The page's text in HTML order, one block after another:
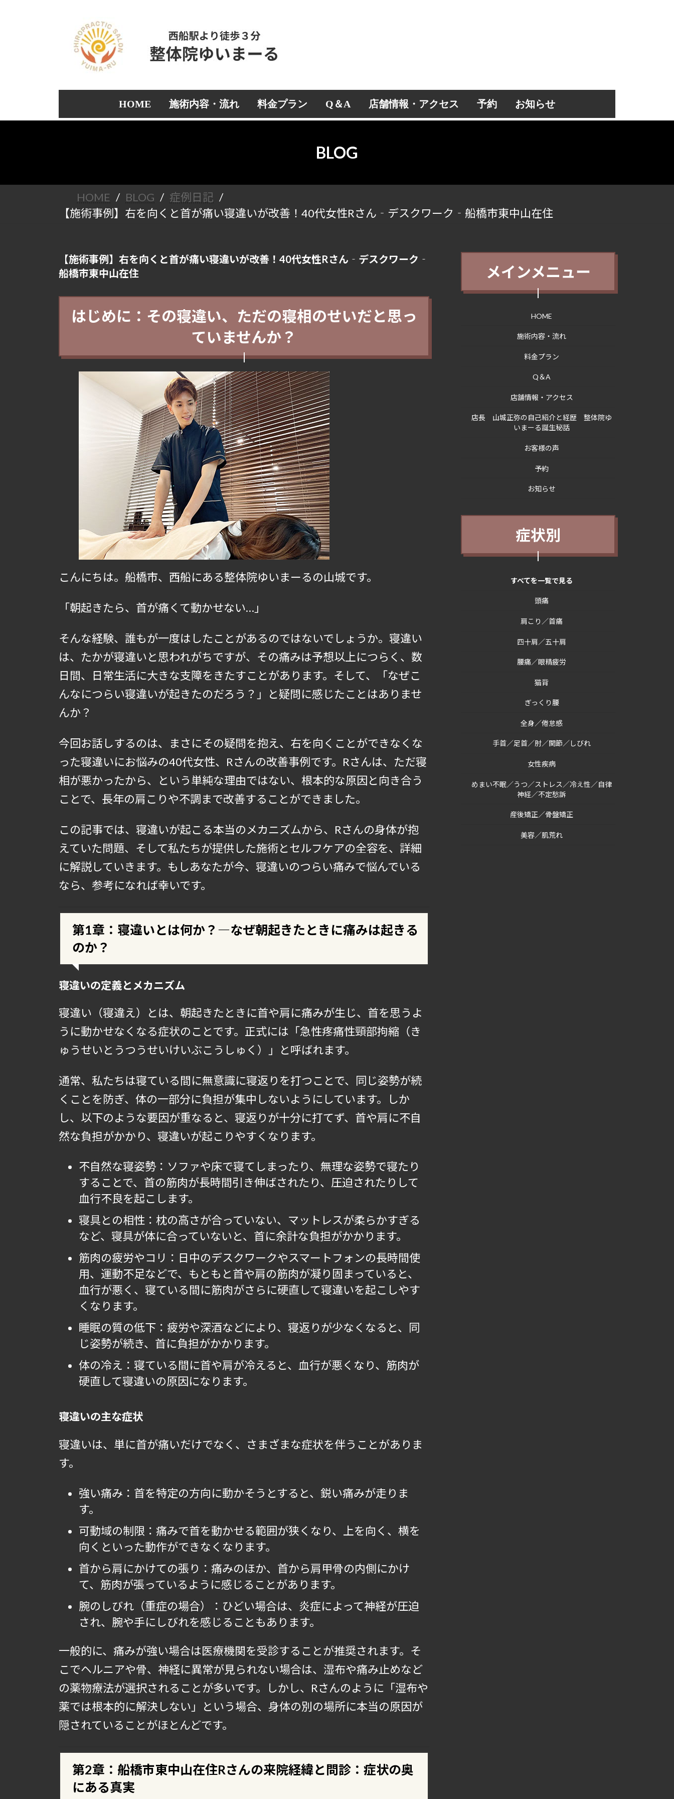
HOME 施術内容・流れ 料金プラン Q＆A 店舗情報・アクセス 予約 お知らせ
BLOG
HOME BLOG
症例日記
【施術事例】右を向くと首が痛い寝違いが改善！40代女性Rさん‐デスクワーク‐船橋市東中山在住
【施術事例】右を向くと首が痛い寝違いが改善！40代女性Rさん‐デスクワーク‐
船橋市東中山在住
はじめに：その寝違い、ただの寝相のせいだと思っ
ていませんか？
こんにちは。船橋市、西船にある整体院ゆいまーるの山城です。
「朝起きたら、首が痛くて動かせない…」
そんな経験、誰もが一度はしたことがあるのではないでしょうか。寝違い
は、たかが寝違いと思われがちですが、その痛みは予想以上につらく、数
日間、日常生活に大きな支障をきたすことがあります。そして、「なぜこ
んなにつらい寝違いが起きたのだろう？」と疑問に感じたことはありませ
んか？
今回お話しするのは、まさにその疑問を抱え、右を向くことができなくな
った寝違いにお悩みの40代女性、Rさんの改善事例です。Rさんは、ただ寝
相が悪かったから、という単純な理由ではない、根本的な原因と向き合う
ことで、長年の肩こりや不調まで改善することができました。
この記事では、寝違いが起こる本当のメカニズムから、Rさんの身体が抱
えていた問題、そして私たちが提供した施術とセルフケアの全容を、詳細
に解説していきます。もしあなたが今、寝違いのつらい痛みで悩んでいる
なら、参考になれば幸いです。
第1章：寝違いとは何か？―なぜ朝起きたときに痛みは起きる
のか？
寝違いの定義とメカニズム
寝違い（寝違え）とは、朝起きたときに首や肩に痛みが生じ、首を思うよ
うに動かせなくなる症状のことです。正式には「急性疼痛性頸部拘縮（き
ゅうせいとうつうせいけいぶこうしゅく）」と呼ばれます。
通常、私たちは寝ている間に無意識に寝返りを打つことで、同じ姿勢が続
くことを防ぎ、体の一部分に負担が集中しないようにしています。しか
し、以下のような要因が重なると、寝返りが十分に打てず、首や肩に不自
然な負担がかかり、寝違いが起こりやすくなります。
不自然な寝姿勢：ソファや床で寝てしまったり、無理な姿勢で寝たり
することで、首の筋肉が長時間引き伸ばされたり、圧迫されたりして
血行不良を起こします。
寝具との相性：枕の高さが合っていない、マットレスが柔らかすぎる
など、寝具が体に合っていないと、首に余計な負担がかかります。
筋肉の疲労やコリ：日中のデスクワークやスマートフォンの長時間使
用、運動不足などで、もともと首や肩の筋肉が凝り固まっていると、
血行が悪く、寝ている間に筋肉がさらに硬直して寝違いを起こしやす
くなります。
睡眠の質の低下：疲労や深酒などにより、寝返りが少なくなると、同
じ姿勢が続き、首に負担がかかります。
体の冷え：寝ている間に首や肩が冷えると、血行が悪くなり、筋肉が
硬直して寝違いの原因になります。
寝違いの主な症状
寝違いは、単に首が痛いだけでなく、さまざまな症状を伴うことがありま
す。
強い痛み：首を特定の方向に動かそうとすると、鋭い痛みが走りま
す。
可動域の制限：痛みで首を動かせる範囲が狭くなり、上を向く、横を
向くといった動作ができなくなります。
首から肩にかけての張り：痛みのほか、首から肩甲骨の内側にかけ
て、筋肉が張っているように感じることがあります。
腕のしびれ（重症の場合）：ひどい場合は、炎症によって神経が圧迫
され、腕や手にしびれを感じることもあります。
一般的に、痛みが強い場合は医療機関を受診することが推奨されます。そ
こでヘルニアや骨、神経に異常が見られない場合は、湿布や痛み止めなど
の薬物療法が選択されることが多いです。しかし、Rさんのように「湿布や
薬では根本的に解決しない」という場合、身体の別の場所に本当の原因が
隠されていることがほとんどです。
第2章：船橋市東中山在住Rさんの来院経緯と問診：症状の奥
にある真実
メインメニュー
HOME
施術内容・流れ
料金プラン
Q＆A
店舗情報・アクセス
店長 山城正弥の自己紹介と経歴 整体院ゆ
いまーる誕生秘話
お客様の声
予約
お知らせ
症状別
すべてを一覧で見る
頭痛
肩こり／首痛
四十肩／五十肩
腰痛／眼精疲労
猫背
ぎっくり腰
全身／倦怠感
手首／足首／肘／関節／しびれ
女性疾病
めまい不眠／うつ／ストレス／冷え性／自律
神経／不定愁訴
産後矯正／骨盤矯正
美容／肌荒れ